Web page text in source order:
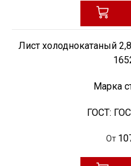
Лист холоднокатаный
Марка
ГОСТ:
От